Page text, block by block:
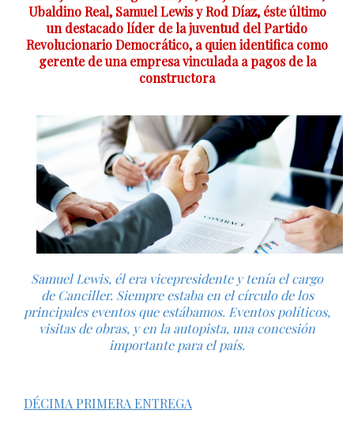
Ubaldino Real, Samuel Lewis y Rod Díaz, éste último
un destacado líder de la juventud del Partido
Revolucionario Democrático, a quien identifica como
gerente de una empresa vinculada a pagos de la
constructora
Samuel Lewis, él era vicepresidente y tenía el cargo
de Canciller. Siempre estaba en el círculo de los
principales eventos que estábamos. Eventos políticos,
visitas de obras, y en la autopista, una concesión
importante para el país.
DÉCIMA PRIMERA ENTREGA